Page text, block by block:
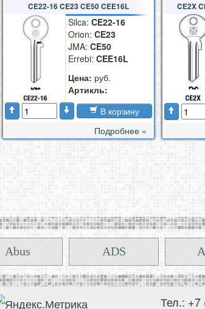
CE22-16 CE23 CE50 CEE16L
Silca: CE22-16
Orion: CE23
JMA: CE50
Errebi: CEE16L
Цена: руб.
Артикль:
В корзину
Подробнее »
CE2X
Abus ADS
Челябинск
Тел.: +7